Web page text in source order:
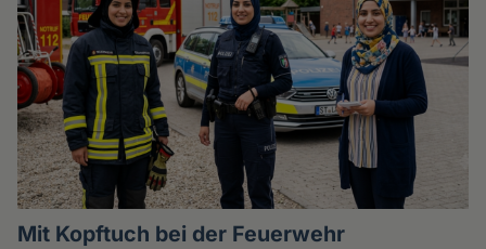
Mit Kopftuch bei der Feuerwehr